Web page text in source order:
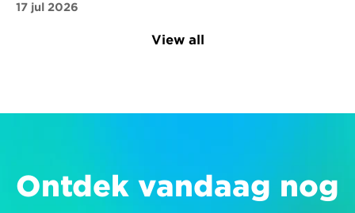
17 jul 2026
View all
Ontdek vandaag nog